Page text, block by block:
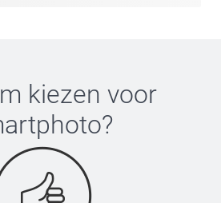
kiezen voor
?